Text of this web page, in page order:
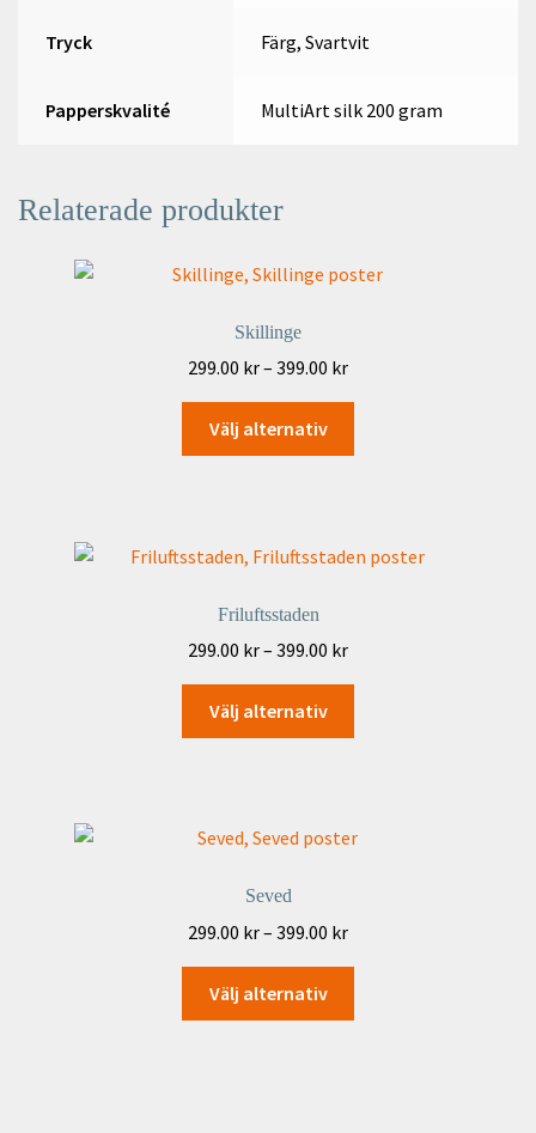
Tryck Färg, Svartvit
Papperskvalité MultiArt silk 200 gram
Relaterade produkter
Skillinge
299.00 kr– 399.00 krPrisintervall:
299.00 kr
399.00 kr
Välj alternativ
varianter.
kan
på
Friluftsstaden
299.00 kr– 399.00 krPrisintervall:
299.00 kr
399.00 kr
Välj alternativ
varianter.
kan
på
Seved
299.00 kr– 399.00 krPrisintervall:
399.00 kr
Välj alternativ